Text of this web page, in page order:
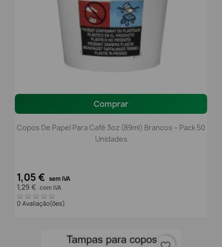
Comprar
Copos De Papel Para Café 3oz (89ml) Brancos – Pack 50
Unidades
1,05 € sem IVA
1,29 € com IVA
0 Avaliação(ões)